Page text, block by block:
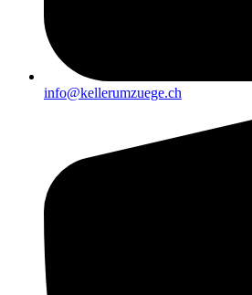
info@kellerumzuege.ch